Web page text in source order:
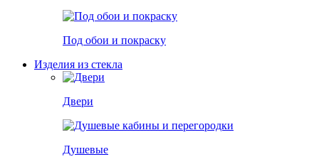
Под обои и покраску
Изделия из стекла
Двери
Душевые